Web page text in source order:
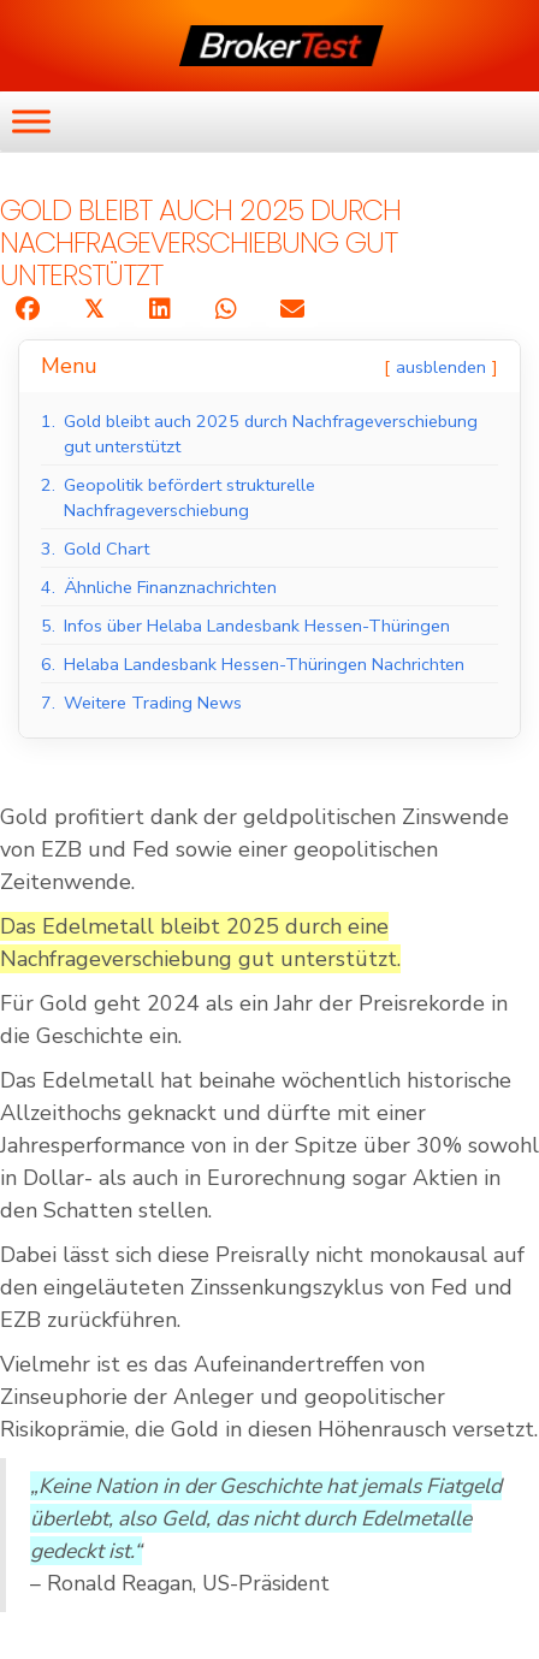
GOLD BLEIBT AUCH 2025 DURCH
NACHFRAGEVERSCHIEBUNG GUT
UNTERSTÜTZT
𝕏
Menu ausblenden
1. Gold bleibt auch 2025 durch Nachfrageverschiebung
gut unterstützt
2. Geopolitik befördert strukturelle
Nachfrageverschiebung
3. Gold Chart
4. Ähnliche Finanznachrichten
5. Infos über Helaba Landesbank Hessen-Thüringen
6. Helaba Landesbank Hessen-Thüringen Nachrichten
7. Weitere Trading News
Gold profitiert dank der geldpolitischen Zinswende
von EZB und Fed sowie einer geopolitischen
Zeitenwende.
Das Edelmetall bleibt 2025 durch eine
Nachfrageverschiebung gut unterstützt.
Für Gold geht 2024 als ein Jahr der Preisrekorde in
die Geschichte ein.
Das Edelmetall hat beinahe wöchentlich historische
Allzeithochs geknackt und dürfte mit einer
Jahresperformance von in der Spitze über 30% sowohl
in Dollar- als auch in Eurorechnung sogar Aktien in
den Schatten stellen.
Dabei lässt sich diese Preisrally nicht monokausal auf
den eingeläuteten Zinssenkungszyklus von Fed und
EZB zurückführen.
Vielmehr ist es das Aufeinandertreffen von
Zinseuphorie der Anleger und geopolitischer
Risikoprämie, die Gold in diesen Höhenrausch versetzt.
„Keine Nation in der Geschichte hat jemals Fiatgeld
überlebt, also Geld, das nicht durch Edelmetalle
gedeckt ist.“
– Ronald Reagan, US-Präsident